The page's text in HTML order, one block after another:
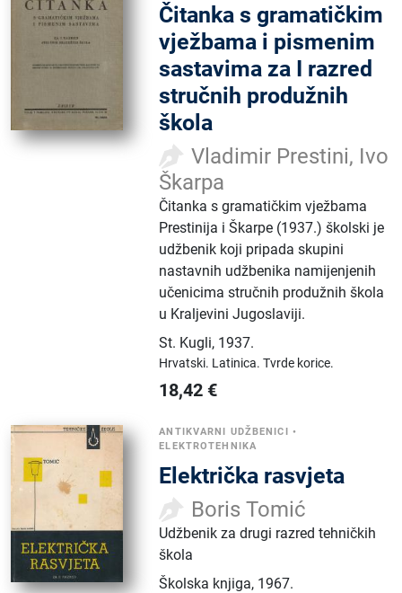
Čitanka s gramatičkim
vježbama i pismenim
sastavima za I razred
stručnih produžnih
škola
Vladimir Prestini, Ivo
Škarpa
Čitanka s gramatičkim vježbama
Prestinija i Škarpe (1937.) školski je
udžbenik koji pripada skupini
nastavnih udžbenika namijenjenih
učenicima stručnih produžnih škola
u Kraljevini Jugoslaviji.
St. Kugli, 1937.
Hrvatski. Latinica.Tvrde korice.
18,42 €
ANTIKVARNI UDŽBENICI •
ELEKTROTEHNIKA
Električka rasvjeta
Boris Tomić
Udžbenik za drugi razred tehničkih
škola
Školska knjiga, 1967.